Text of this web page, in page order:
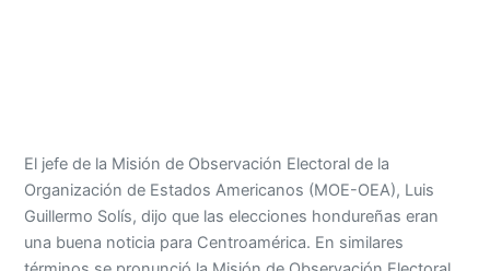
El jefe de la Misión de Observación Electoral de la
Organización de Estados Americanos (MOE-OEA), Luis
Guillermo Solís, dijo que las elecciones hondureñas eran
una buena noticia para Centroamérica. En similares